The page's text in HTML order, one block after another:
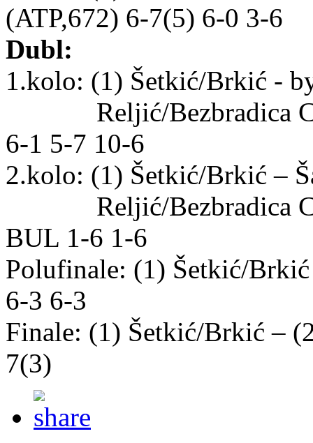
(ATP,672) 6-7(5) 6-0 3-6
Dubl:
1.kolo: (1) Šetkić/Brkić -
Reljić/Bezbradica
6-1 5-7 10-6
2.kolo: (1) Šetkić/Brkić –
Reljić/Bezbradica
BUL 1-6 1-6
Polufinale: (1) Šetkić/
6-3 6-3
Finale: (1) Šetkić/Brkić –
7(3)